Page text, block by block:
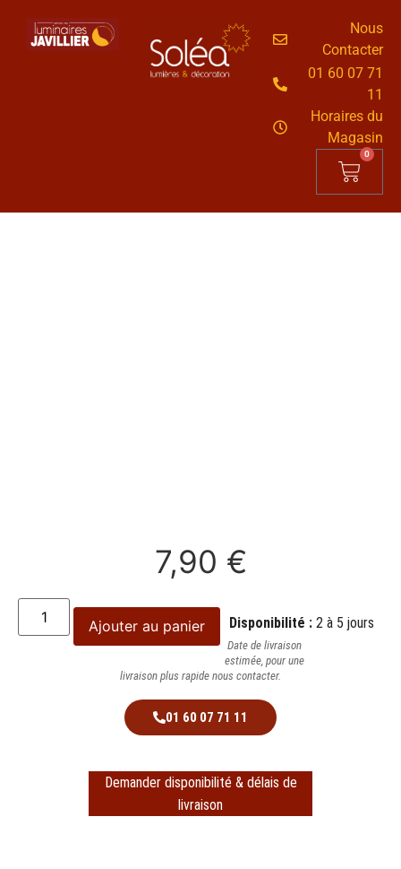
Nous
Contacter
01 60 07 71
11
Horaires du
Magasin
0
7,90 €
Ajouter au panier Disponibilité : 2 à 5 jours
Date de livraison
estimée, pour une
livraison plus rapide nous contacter.
01 60 07 71 11
Demander disponibilité & délais de
livraison